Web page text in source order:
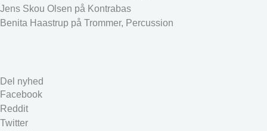
Jens Skou Olsen på Kontrabas
Benita Haastrup på Trommer, Percussion
Del nyhed
Facebook
Reddit
Twitter